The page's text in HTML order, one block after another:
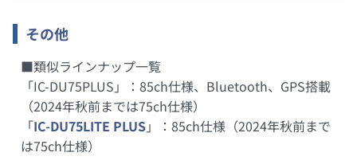
その他
■類似ラインナップ一覧
「IC-DU75PLUS」：85ch仕様、Bluetooth、GPS搭載
（2024年秋前までは75ch仕様）
「IC-DU75LITE PLUS」：85ch仕様（2024年秋前まで
は75ch仕様）